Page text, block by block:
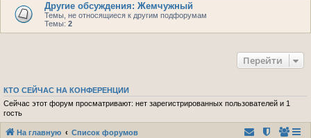
Другие обсуждения: Жемчужный
Темы, не относящиеся к другим подфорумам
Темы: 2
Перейти
КТО СЕЙЧАС НА КОНФЕРЕНЦИИ
Сейчас этот форум просматривают: нет зарегистрированных пользователей и 1
гость
На главную Список форумов